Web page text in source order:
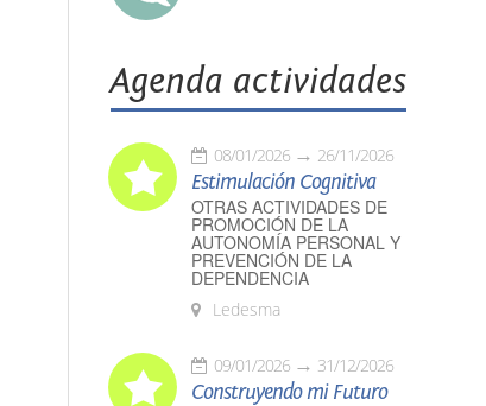
Agenda actividades
08/01/2026 26/11/2026
Estimulación Cognitiva
OTRAS ACTIVIDADES DE
PROMOCIÓN DE LA
AUTONOMÍA PERSONAL Y
PREVENCIÓN DE LA
DEPENDENCIA
Ledesma
09/01/2026 31/12/2026
Construyendo mi Futuro